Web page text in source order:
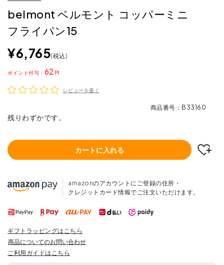
belmont ベルモント コッパーミニ
フライパン15
¥6,765 税込
62
ポイント
レビューを書く
商品番号 B33160
残りわずかです。
カートに入れる
amazonのアカウントにご登録の住所・
クレジットカード情報でご注文いただけます。
ギフトラッピングはこちら
商品についてのお問い合わせ
ご利用ガイドはこちら